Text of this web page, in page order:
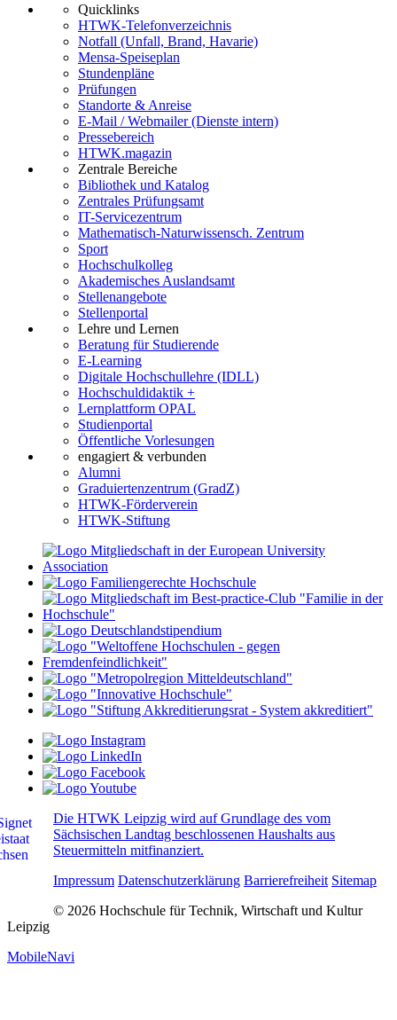
Quicklinks
HTWK-Telefonverzeichnis
Notfall (Unfall, Brand, Havarie)
Mensa-Speiseplan
Stundenpläne
Prüfungen
Standorte & Anreise
E-Mail / Webmailer (Dienste intern)
Pressebereich
HTWK.magazin
Zentrale Bereiche
Bibliothek und Katalog
Zentrales Prüfungsamt
IT-Servicezentrum
Mathematisch-Naturwissensch. Zentrum
Sport
Hochschulkolleg
Akademisches Auslandsamt
Stellenangebote
Stellenportal
Lehre und Lernen
Beratung für Studierende
E-Learning
Digitale Hochschullehre (IDLL)
Hochschuldidaktik +
Lernplattform OPAL
Studienportal
Öffentliche Vorlesungen
engagiert & verbunden
Alumni
Graduiertenzentrum (GradZ)
HTWK-Förderverein
HTWK-Stiftung
Die HTWK Leipzig wird auf Grundlage des vom
Sächsischen Landtag beschlossenen Haushalts aus
Steuermitteln mitfinanziert.
Impressum Datenschutzerklärung Barrierefreiheit Sitemap
© 2026 Hochschule für Technik, Wirtschaft und Kultur
Leipzig
MobileNavi